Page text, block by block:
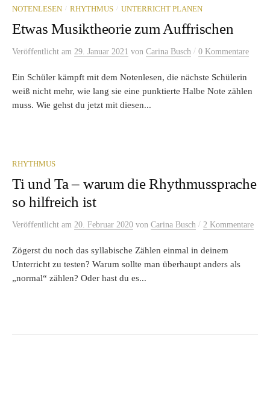
NOTENLESEN / RHYTHMUS / UNTERRICHT PLANEN
Etwas Musiktheorie zum Auffrischen
Veröffentlicht am 29. Januar 2021 von Carina Busch / 0 Kommentare
Ein Schüler kämpft mit dem Notenlesen, die nächste Schülerin
weiß nicht mehr, wie lang sie eine punktierte Halbe Note zählen
muss. Wie gehst du jetzt mit diesen...
RHYTHMUS
Ti und Ta – warum die Rhythmussprache
so hilfreich ist
Veröffentlicht am 20. Februar 2020 von Carina Busch / 2 Kommentare
Zögerst du noch das syllabische Zählen einmal in deinem
Unterricht zu testen? Warum sollte man überhaupt anders als
„normal“ zählen? Oder hast du es...